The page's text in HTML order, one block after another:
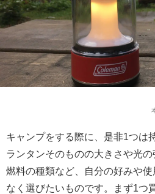
キャンプをする際に、是非1つは
ランタンそのものの大きさや光
燃料の種類など、自分の好みや
なく選びたいものです。まず1つ